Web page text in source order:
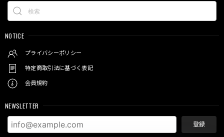
NOTICE
プライバシーポリシー
特定商取引法に基づく表記
会員規約
NEWSLETTER
登録